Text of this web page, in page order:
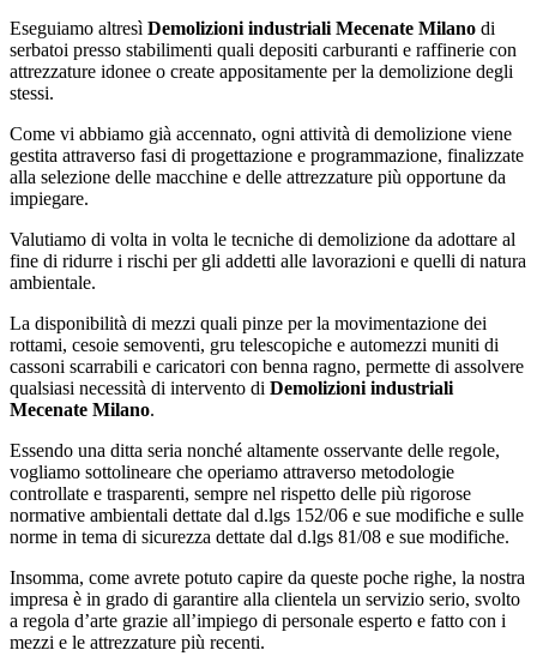
Eseguiamo altresì Demolizioni industriali Mecenate Milano di
serbatoi presso stabilimenti quali depositi carburanti e raffinerie con
attrezzature idonee o create appositamente per la demolizione degli
stessi.
Come vi abbiamo già accennato, ogni attività di demolizione viene
gestita attraverso fasi di progettazione e programmazione, finalizzate
alla selezione delle macchine e delle attrezzature più opportune da
impiegare.
Valutiamo di volta in volta le tecniche di demolizione da adottare al
fine di ridurre i rischi per gli addetti alle lavorazioni e quelli di natura
ambientale.
La disponibilità di mezzi quali pinze per la movimentazione dei
rottami, cesoie semoventi, gru telescopiche e automezzi muniti di
cassoni scarrabili e caricatori con benna ragno, permette di assolvere
qualsiasi necessità di intervento di Demolizioni industriali
Mecenate Milano.
Essendo una ditta seria nonché altamente osservante delle regole,
vogliamo sottolineare che operiamo attraverso metodologie
controllate e trasparenti, sempre nel rispetto delle più rigorose
normative ambientali dettate dal d.lgs 152/06 e sue modifiche e sulle
norme in tema di sicurezza dettate dal d.lgs 81/08 e sue modifiche.
Insomma, come avrete potuto capire da queste poche righe, la nostra
impresa è in grado di garantire alla clientela un servizio serio, svolto
a regola d’arte grazie all’impiego di personale esperto e fatto con i
mezzi e le attrezzature più recenti.